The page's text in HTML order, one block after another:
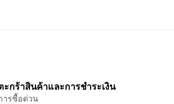
ะกร้าสินค้าและการชำระเงิน
ารซื้อด่วน